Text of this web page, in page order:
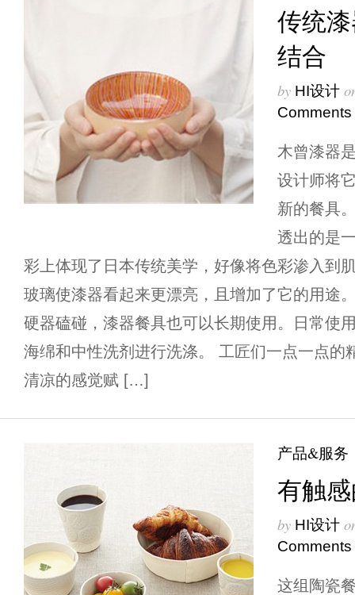
传统
结合
by HI设计
Comments
木曾漆器
设计师将
新的餐具
透出的是
彩上体现了日本传统美学，好像将色彩渗入到
玻璃使漆器看起来更漂亮，且增加了它的用途
硬器磕碰，漆器餐具也可以长期使用。日常使
海绵和中性洗剂进行洗涤。 工匠们一点一点的
清凉的感觉赋 […]
产品&服务
有触
by HI设计
Comments
这组陶瓷